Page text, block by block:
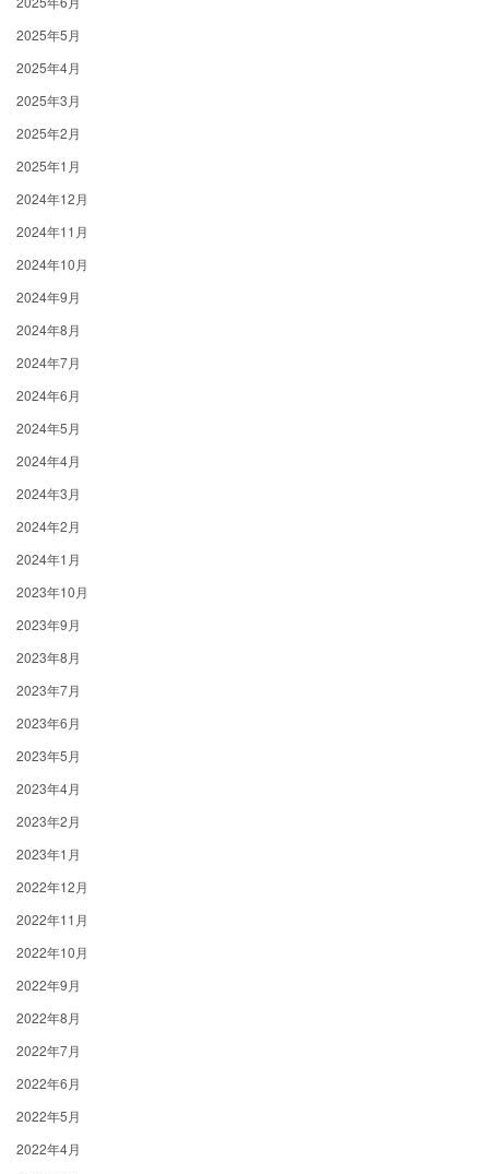
2025年5月
2025年4月
2025年3月
2025年2月
2025年1月
2024年12月
2024年11月
2024年10月
2024年9月
2024年8月
2024年7月
2024年6月
2024年5月
2024年4月
2024年3月
2024年2月
2024年1月
2023年10月
2023年9月
2023年8月
2023年7月
2023年6月
2023年5月
2023年4月
2023年2月
2023年1月
2022年12月
2022年11月
2022年10月
2022年9月
2022年8月
2022年7月
2022年6月
2022年5月
2022年4月